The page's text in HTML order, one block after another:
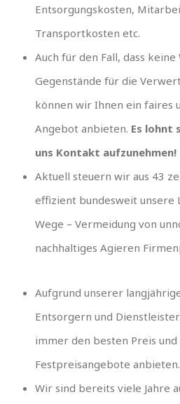
Entsorgungskosten,
Transportkosten etc.
Auch für den Fall, dass
Gegenstände für die
können wir Ihnen ein faires
Angebot anbieten. Es lohnt
uns Kontakt aufzunehmen!
Aktuell steuern wir aus 43
effizient bundesweit unsere
Wege – Vermeidung von
nachhaltiges Agieren
Aufgrund unserer
Entsorgern und
immer den besten Preis
Festpreisangebote anbieten.
Wir sind bereits viele Jahre